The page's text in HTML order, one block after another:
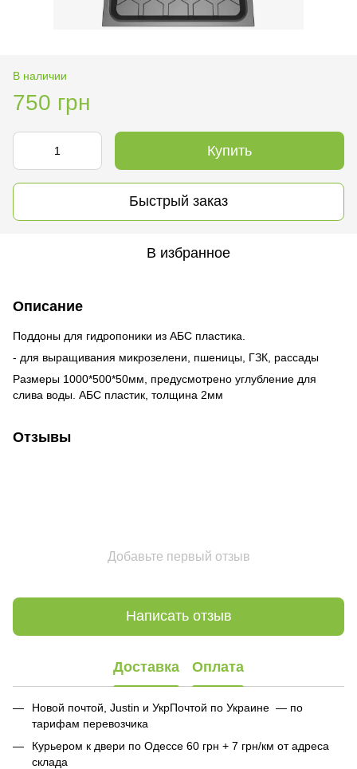
В наличии
750 грн
Купить
Быстрый заказ
В избранное
Описание
Поддоны для гидропоники из АБС пластика.
- для выращивания микрозелени, пшеницы, ГЗК, рассады
Размеры 1000*500*50мм, предусмотрено углубление для
слива воды. АБС пластик, толщина 2мм
Отзывы
Добавьте первый отзыв
Написать отзыв
Доставка Оплата
Новой почтой, Justin и УкрПочтой по Украине — по
тарифам перевозчика
Курьером к двери по Одессе 60 грн + 7 грн/км от адреса
склада